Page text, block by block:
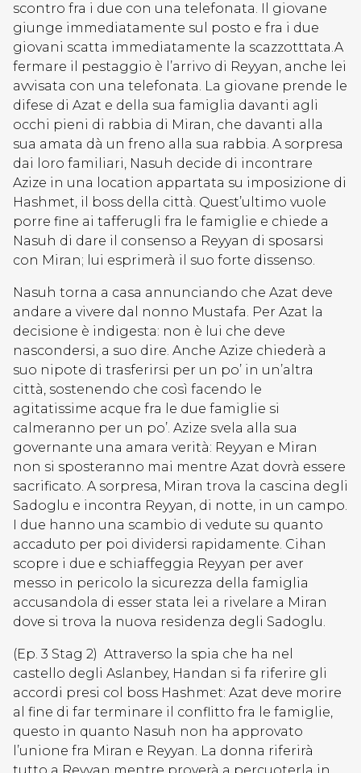
scontro fra i due con una telefonata. Il giovane
giunge immediatamente sul posto e fra i due
giovani scatta immediatamente la scazzotttata.A
fermare il pestaggio è l’arrivo di Reyyan, anche lei
avvisata con una telefonata. La giovane prende le
difese di Azat e della sua famiglia davanti agli
occhi pieni di rabbia di Miran, che davanti alla
sua amata dà un freno alla sua rabbia. A sorpresa
dai loro familiari, Nasuh decide di incontrare
Azize in una location appartata su imposizione di
Hashmet, il boss della città. Quest’ultimo vuole
porre fine ai tafferugli fra le famiglie e chiede a
Nasuh di dare il consenso a Reyyan di sposarsi
con Miran; lui esprimerà il suo forte dissenso.
Nasuh torna a casa annunciando che Azat deve
andare a vivere dal nonno Mustafa. Per Azat la
decisione è indigesta: non è lui che deve
nascondersi, a suo dire. Anche Azize chiederà a
suo nipote di trasferirsi per un po’ in un’altra
città, sostenendo che così facendo le
agitatissime acque fra le due famiglie si
calmeranno per un po’. Azize svela alla sua
governante una amara verità: Reyyan e Miran
non si sposteranno mai mentre Azat dovrà essere
sacrificato. A sorpresa, Miran trova la cascina degli
Sadoglu e incontra Reyyan, di notte, in un campo.
I due hanno una scambio di vedute su quanto
accaduto per poi dividersi rapidamente. Cihan
scopre i due e schiaffeggia Reyyan per aver
messo in pericolo la sicurezza della famiglia
accusandola di esser stata lei a rivelare a Miran
dove si trova la nuova residenza degli Sadoglu.
(Ep. 3 Stag 2) Attraverso la spia che ha nel
castello degli Aslanbey, Handan si fa riferire gli
accordi presi col boss Hashmet: Azat deve morire
al fine di far terminare il conflitto fra le famiglie,
questo in quanto Nasuh non ha approvato
l’unione fra Miran e Reyyan. La donna riferirà